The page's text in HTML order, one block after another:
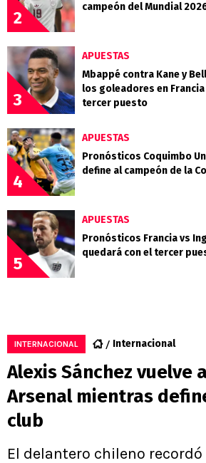
2
campeón del Mundial
3
APUESTAS
Mbappé contra Kane y
los goleadores en
tercer puesto
4
APUESTAS
Pronósticos Coquimbo
define al campeón de la
5
APUESTAS
Pronósticos Francia vs
quedará con el tercer
INTERNACIONAL Internacional
Alexis Sánchez vuelve
Arsenal mientras
club
El delantero chileno